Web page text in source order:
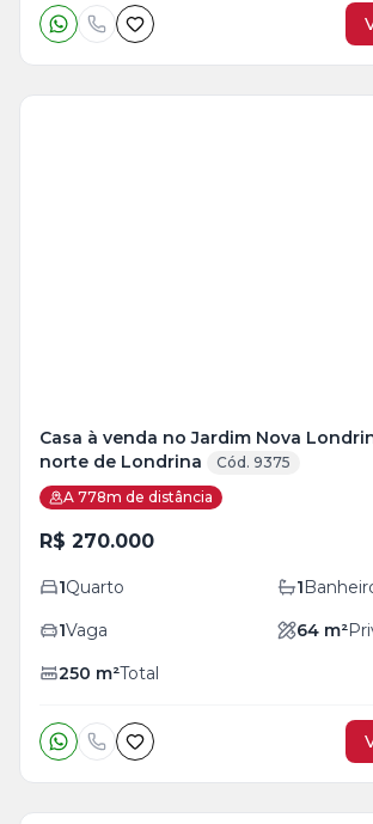
Casa à venda no Jardim Nova
norte de Londrina
Cód. 9375
A 778m de distância
R$ 270.000
1Quarto 1
1Vaga 64 m²
250 m²Total